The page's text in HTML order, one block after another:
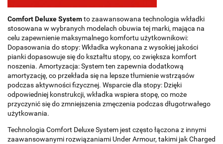
Comfort Deluxe Systemto zaawansowana technologia wkładki
stosowana w wybranych modelach obuwia tej marki, mająca na
celu zapewnienie maksymalnego komfortu użytkownikowi:
Dopasowania do stopy: Wkładka wykonana z wysokiej jakości
pianki dopasowuje się do kształtu stopy, co zwiększa komfort
noszenia. Amortyzacja: System ten zapewnia dodatkową
amortyzację, co przekłada się na lepsze tłumienie wstrząsów
podczas aktywności fizycznej. Wsparcie dla stopy: Dzięki
odpowiedniej konstrukcji, wkładka wspiera stopę, co może
przyczynić się do zmniejszenia zmęczenia podczas długotrwałego
użytkowania.
Technologia Comfort Deluxe System jest często łączona z innymi
zaawansowanymi rozwiązaniami Under Armour, takimi jak Charged